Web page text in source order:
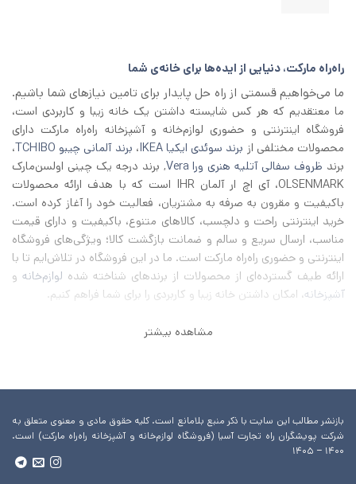
راه‌راه مارکت، دنیایی از ایده‌ها برای خانه‌ی شما
ما می‌خواهیم قسمتی از راه حل پایدار برای تامین نیازهای شما باشیم.
ما معتقدیم که هر کس شایسته داشتن یک خانه زیبا و کاربردی است،
فروشگاه اینترنتی و حضوری لوازم‌خانه و آشپزخانه راه‌راه مارکت دارای
محصولات مختلفی از برند سوئدی ایکیا IKEA ، برند آلمانی چیبو TCHIBO
،
برند ظروف سفالی آتلیه هنری ورا Vera
, برند درجه یک چینی اولسن‌مارک
OLSENMARK، آی اچ‌ ار آلمان IHR است که با هدف ارائه محصولات
باکیفیت و مقرون به صرفه به مشتریان، فعالیت خود را آغاز کرده است.
خرید اینترنتی راحت و دلچسب، کالاهای متنوع، باکیفیت و دارای قیمت
مناسب، ارسال سریع و سالم و ضمانت بازگشت کالا؛ ویژگی‌های فروشگاه
اینترنتی و حضوری راه‌راه مارکت است. ما در این فروشگاه در تلاش‌ایم تا با
ارائه طیف گسترده‌ای از محصولات از برند‌های شناخته شده لوازم‌خانه و
آشپزخانه، امکان داشتن خانه زیبا و کاربردی را برای شما فراهم کنیم.
مشاهده بیشتر
بازنشر مطالب این سایت با ذکر منبع بلامانع است. کلیه حقوق مادی و معنوی متعلق به
شرکت پویشگران راه تجارت آسیا (فروشگاه لوازم‌خانه و آشپزخانه راه‌راه مارکت) است.
۱۴۰۰ – ۱۴۰۵